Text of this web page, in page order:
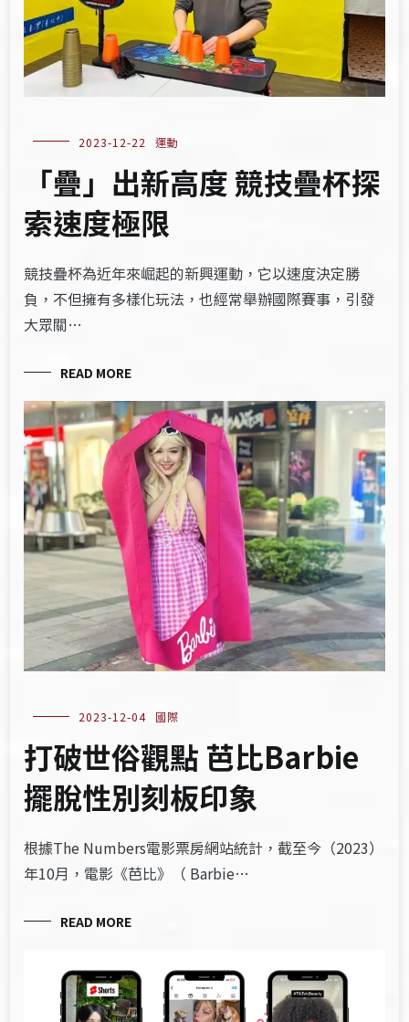
2023-12-22 運動
「疊」出新高度 競技疊杯探
索速度極限
競技疊杯為近年來崛起的新興運動，它以速度決定勝
負，不但擁有多樣化玩法，也經常舉辦國際賽事，引發
大眾關…
READ MORE
2023-12-04 國際
打破世俗觀點 芭比Barbie
擺脫性別刻板印象
根據The Numbers電影票房網站統計，截至今（2023）
年10月，電影《芭比》（ Barbie…
READ MORE